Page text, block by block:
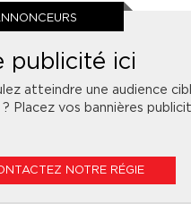
publicité ici
atteindre une audience
Placez vos bannières
NOTRE RÉGIE